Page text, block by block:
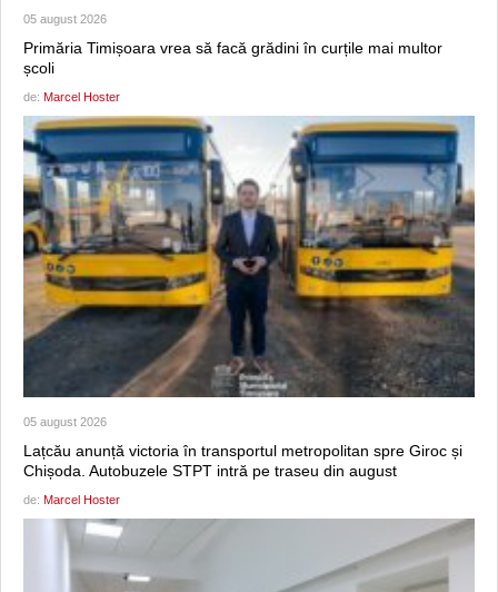
05 august 2026
Primăria Timișoara vrea să facă grădini în curțile mai multor
școli
de: Marcel Hoster
05 august 2026
Lațcău anunță victoria în transportul metropolitan spre Giroc și
Chișoda. Autobuzele STPT intră pe traseu din august
de: Marcel Hoster